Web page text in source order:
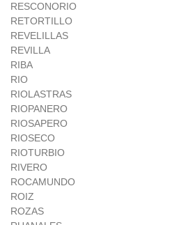
RESCONORIO
RETORTILLO
REVELILLAS
REVILLA
RIBA
RIO
RIOLASTRAS
RIOPANERO
RIOSAPERO
RIOSECO
RIOTURBIO
RIVERO
ROCAMUNDO
ROIZ
ROZAS